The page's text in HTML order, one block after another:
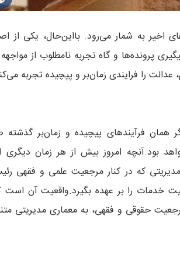
اخیر به شمار می‌رود. بااین‌حال، یکی از
پرونده‌ها و گاه تجربه نامطلوب از
را فرایندی زمان‌بر و پیچیده تجربه
همان فرآیندهای پیچیده و زمان‌بر گذشته
بود.آنچه امروز بیش از هر زمان
که در کنار مرجعیت علمی و فقهی
خدمات را بر عهده بگیرد.واقعیت آن است
حقوقی و فقهی، به معماری مدیریتی